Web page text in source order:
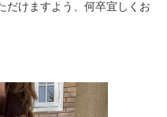
だけますよう、何卒宜しくお